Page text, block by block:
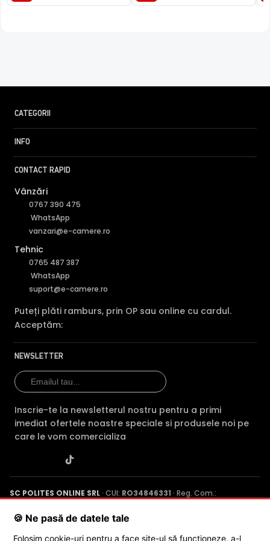
CATEGORII
INFO
CONTACT RAPID
Vânzări
0767 390 475
WhatsApp
vanzari@e-camere.ro
Tehnic
0765 487 387
WhatsApp
suport@e-camere.ro
Puteți plăti ramburs, prin OP sau online cu cardul.
Acceptăm:
NEWSLETTER
Inscrie-te la newsletterul nostru pentru a primi
imediat ofertele noastre speciale si produsele noi pe
care le vom comercializa
SC POLITES ONLINE SRL · CUI: RO34846331 · Reg. Com.:
Poenaru, Nr. 1, Craiova, Jud. Dolj ·
🍪 Ne pasă de datele tale
Folosim cookie-uri pentru a face site-ul să funcționeze, a-l